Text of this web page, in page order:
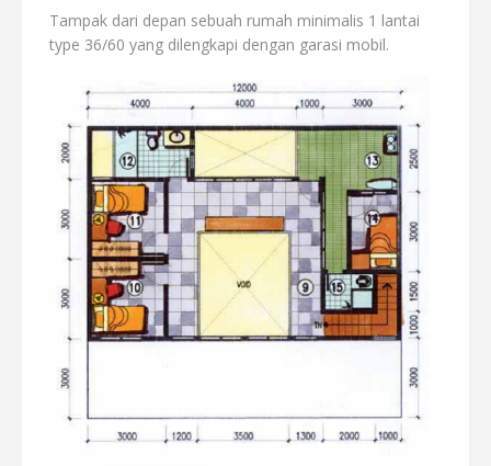
Tampak dari depan sebuah rumah minimalis 1 lantai
type 36/60 yang dilengkapi dengan garasi mobil.